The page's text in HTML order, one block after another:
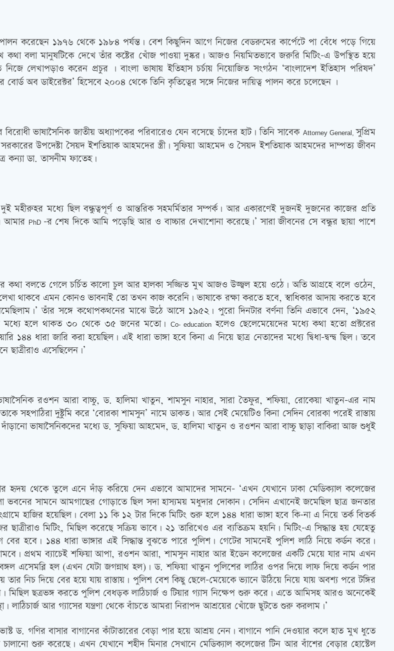
পালন করেছেন ১৯৭৬ থেকে ১৯৮৪ পর্যন্ত। বেশ কিছুদিন আগে নিজের বেডরুমের কার্পেটে পা বেঁধে পড়ে গিয়ে
কথা বলা মানুষটিকে দেখে তাঁর কষ্টের খোঁজ পাওয়া দুষ্কর। আজও নিয়মিতভাবে জরুরি মিটিং-এ উপস্থিত হয়ে
লেখাপড়াও করেন প্রচুর ৷ বাংলা ভাষায় ইতিহাস চর্চায় নিয়োজিত সংগঠন ‘বাংলাদেশ ইতিহাস পরিষদ’
বোর্ড অব ডাইরেক্টর’ হিসেবে ২০০৪ থেকে তিনি কৃতিত্বের সঙ্গে নিজের দায়িত্ব পালন করে চলেছেন ৷
বিরোধী ভাষাসৈনিক জাতীয় অধ্যাপকের পরিবারেও যেন বসেছে চাঁদের হাট। তিনি সাবেক Attorney General, সুপ্রিম
উপদেষ্টা সৈয়দ ইশতিয়াক আহমদের স্ত্রী। সুফিয়া আহমেদ ও সৈয়দ ইশতিয়াক আহমদের দাম্পত্য জীবন
ডা. তাসনীম ফাতেহ।
মধ্যে ছিল বন্ধুত্বপূর্ণ ও আন্তরিক সহমর্মিতার সম্পর্ক। আর একারণেই দুজনই দুজনের কাজের প্রতি
আমার PhD -র শেষ দিকে আমি পড়েছি আর ও বাচ্চার দেখাশোনা করেছে।’ সারা জীবনের সে বন্ধুর ছায়া পাশে
কথা বলতে গেলে চর্চিত কালো চুল আর হালকা সজ্জিত মুখ আজও উজ্জ্বল হয়ে ওঠে। অতি আগ্রহে বলে ওঠেন,
থাকবে এমন কোনও ভাবনাই তো তখন কাজ করেনি। ভাষাকে রক্ষা করতে হবে, স্বাধিকার আদায় করতে হবে
নেমেছিলাম।’ তাঁর সঙ্গে কথোপকথনের মাঝে উঠে আসে ১৯৫২। পুরো দিনটার বর্ণনা তিনি এভাবে দেন, ‘১৯৫২
মধ্যে হলে থাকত ৩০ থেকে ৩৫ জনের মতো।
Co- education হলেও ছেলেমেয়েদের মধ্যে কথা হতো প্রক্টরের
ধারা জারি করা হয়েছিল। এই ধারা ভাঙ্গা হবে কিনা এ নিয়ে ছাত্র নেতাদের মধ্যে দ্বিধা-দ্বন্দ্ব ছিল। তবে
এসেছিলেন।’
রওশন আরা বাচ্চু, ড. হালিমা খাতুন, শামসুন নাহার, সারা তৈফুর, শফিয়া, রোকেয়া খাতুন-এর নাম
সহপাঠিরা দুষ্টুমি করে ‘বোরকা শামসুন’ নামে ডাকত। আর সেই মেয়েটিও কিনা সেদিন বোরকা পরেই রাস্তায়
দাঁড়ানো ভাষাসৈনিকদের মধ্যে ড. সুফিয়া আহমেদ, ড. হালিমা খাতুন ও রওশন আরা বাচ্চু ছাড়া বাকিরা আজ শুধুই
হৃদয় থেকে তুলে এনে দাঁড় করিয়ে দেন এভাবে আমাদের সামনে- ‘এখন যেখানে ঢাকা মেডিক্যাল কলেজের
ভবনের সামনে আমগাছের গোড়াতে ছিল সদা হাস্যময় মধুদার দোকান। সেদিন এখানেই জমেছিল ছাত্র জনতার
হাজির হয়েছিল। বেলা ১১ কি ১২ টার দিকে মিটিং শুরু হলে ১৪৪ ধারা ভাঙ্গা হবে কি-না এ নিয়ে তর্ক বিতর্ক
মিটিং, মিছিল করেছে সক্রিয় ভাবে। ২১ তারিখেও এর ব্যতিক্রম হয়নি। মিটিং-এ সিদ্ধান্ত হয় যেহেতু
হবে। ১৪৪ ধারা ভাঙ্গার এই সিদ্ধান্ত বুঝতে পারে পুলিশ। গেটের সামনেই পুলিশ লাঠি নিয়ে কর্ডন করে।
প্রথম ব্যাচেই শফিয়া আপা, রওশন আরা, শামসুন নাহার আর ইডেন কলেজের একটি মেয়ে যার নাম এখন
এসেমব্লি হল (এখন যেটা জগন্নাথ হল)। ড. শফিয়া খাতুন পুলিশের লাঠির ওপর দিয়ে লাফ দিয়ে কর্ডন পার
নিচ দিয়ে বের হয়ে যায় রাস্তায়। পুলিশ বেশ কিছু ছেলে-মেয়েকে ভ্যানে উঠিয়ে নিয়ে যায় অবশ্য পরে টঙ্গির
ছত্রভঙ্গ করতে পুলিশ বেধড়ক লাঠিচার্জ ও টিয়ার গ্যাস নিক্ষেপ শুরু করে। এতে আমিসহ আরও অনেকেই
আর গ্যাসের যন্ত্রণা থেকে বাঁচতে আমরা নিরাপদ আশ্রয়ের খোঁজে ছুটতে শুরু করলাম।’
ড. গণির বাসার বাগানের কাঁটাতারের বেড়া পার হয়ে আশ্রয় নেন। বাগানে পানি দেওয়ার কলে হাত মুখ ধুতে
শুরু করেছে। এখন যেখানে শহীদ মিনার সেখানে মেডিক্যাল কলেজের টিন আর বাঁশের বেড়ার হোস্টেল